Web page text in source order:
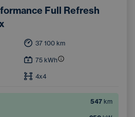
Full Refresh
37 100 km
75 kWh
4x4
547 km